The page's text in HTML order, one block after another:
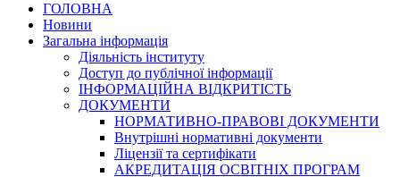
ГОЛОВНА
Новини
Загальна інформація
Діяльність інституту
Доступ до публічної інформації
ІНФОРМАЦІЙНА ВІДКРИТІСТЬ
ДОКУМЕНТИ
НОРМАТИВНО-ПРАВОВІ ДОКУМЕНТИ
Внутрішні нормативні документи
Ліцензії та сертифікати
АКРЕДИТАЦІЯ ОСВІТНІХ ПРОГРАМ